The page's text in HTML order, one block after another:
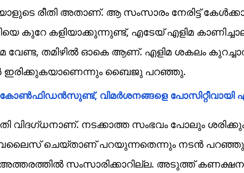
രീതി അതാണ്. ആ സംസാരം നേരിട്ട്
കുറേ കളിയാക്കുന്നുണ്ട്, എടേയ് എളിമ
വേണ്ട, തമിഴില്‍ ഓകെ ആണ്. എളിമ ശകലം
ഇരിക്കുകയാണെന്നും ബൈജു പറഞ്ഞു.
കോണ്‍ഫിഡന്‍സുണ്ട്, വിമര്‍ശനങ്ങളെ പോസിറ്റീവായി
വിദഗ്ധനാണ്. നടക്കാത്ത സംഭവം പോലും
ചെയ്താണ് പറയുന്നതെന്നും നടന്‍
സംസാരിക്കാറില്ല. അടുത്ത്